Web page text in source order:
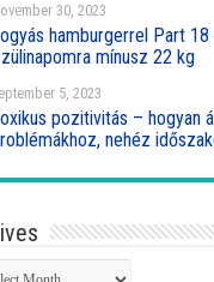
30, 2023
hamburgerrel Part 18
mínusz 22 kg
5, 2023
pozitivitás – hogyan
nehéz